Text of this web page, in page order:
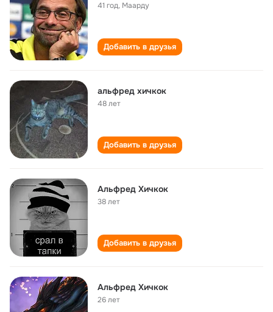
41 год, Маарду
Добавить в друзья
альфред хичкок
48 лет
Добавить в друзья
Альфред Хичкок
38 лет
Добавить в друзья
Альфред Хичкок
26 лет